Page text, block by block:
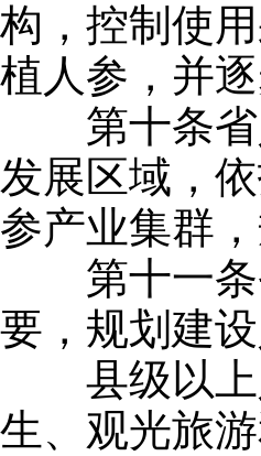
构，控制使
植人参，并
第十条省
发展区域，
参产业集群
第十一条
要，规划建
县级以上
生、观光旅